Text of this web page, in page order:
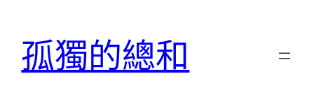
孤獨的總和